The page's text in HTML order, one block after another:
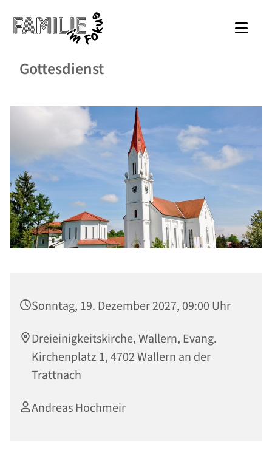
Gottesdienst
Sonntag, 19. Dezember 2027, 09:00 Uhr
Dreieinigkeitskirche, Wallern, Evang.
Kirchenplatz 1, 4702 Wallern an der
Trattnach
Andreas Hochmeir